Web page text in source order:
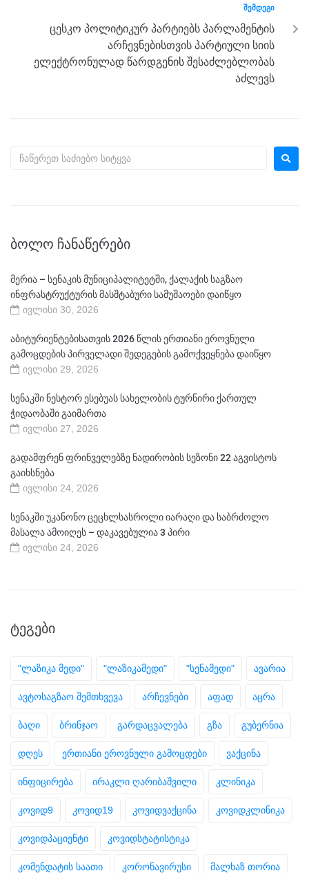
ᲨᲔᲛᲓᲔᲒᲘ
ცესკო პოლიტიკურ პარტიებს პარლამენტის
არჩევნებისთვის პარტიული სიის
ელექტრონულად წარდგენის შესაძლებლობას
აძლევს
ᲑᲝᲚᲝ ᲩᲐᲜᲐᲬᲔᲠᲔᲑᲘ
მერია – სენაკის მუნიციპალიტეტში, ქალაქის საგზაო
ინფრასტრუქტურის მასშტაბური სამუშაოები დაიწყო
ივლისი 30, 2026
აბიტურიენტებისათვის 2026 წლის ერთიანი ეროვნული
გამოცდების პირველადი შედეგების გამოქვეყნება დაიწყო
ივლისი 29, 2026
სენაკში ნესტორ ესებუას სახელობის ტურნირი ქართულ
ჭიდაობაში გაიმართა
ივლისი 27, 2026
გადამფრენ ფრინველებზე ნადირობის სეზონი 22 აგვისტოს
გაიხსნება
ივლისი 24, 2026
სენაკში უკანონო ცეცხლსასროლი იარაღი და საბრძოლო
მასალა ამოიღეს – დაკავებულია 3 პირი
ივლისი 24, 2026
ᲢᲔᲒᲔᲑᲘ
"ლაზიკა მედი" "ლაზიკამედი" "სენამედი" ავარია
ავტოსაგზაო შემთხვევა არჩევნები აფად აცრა
ბაღი ბრინჯაო გარდაცვალება გზა გუბერნია
დღეს ერთიანი ეროვნული გამოცდები ვაქცინა
ინფიცირება ირაკლი ღარიბაშვილი კლინიკა
კოვიდ9 კოვიდ19 კოვიდვაქცინა კოვიდკლინიკა
კოვიდპაციენტი კოვიდსტატისტიკა
კომენდატის საათი კორონავირუსი მალხაზ თორია